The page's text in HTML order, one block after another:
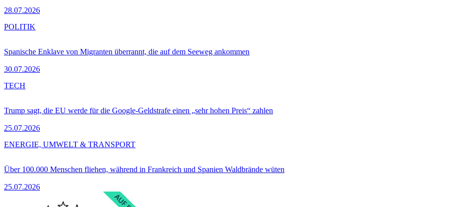
28.07.2026
Spanische Enklave von Migranten überrannt, die auf dem Seeweg ankommen
30.07.2026
POLITIK
Trump sagt, die EU werde für die Google-Geldstrafe einen „sehr hohen Preis“ zahlen
25.07.2026
TECH
Über 100.000 Menschen fliehen, während in Frankreich und Spanien Waldbrände wüten
25.07.2026
ENERGIE, UMWELT & TRANSPORT